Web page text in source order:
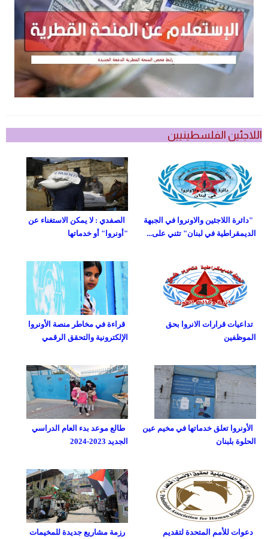
اللاجئين الفلسطينيين
الصفدي : لا يمكن الاستغناء عن
"أونروا" أو خدماتها
"دائرة اللاجئين والاونروا في الجبهة
الديمقراطية في لبنان" تثني على...
قراءة في مخاطر منصة الأونروا
الإلكترونية والتحقق الرقمي
تداعيات قرارات الانروا بحق
الموظفين
طالع موعد بدء العام الدراسي
الجديد 2023-2024
الأونروا تعلق خدماتها في مخيم عين
الحلوة بلبنان
رزمة مشاريع جديدة للمخيمات دعوات للأمم المتحدة لتقديم